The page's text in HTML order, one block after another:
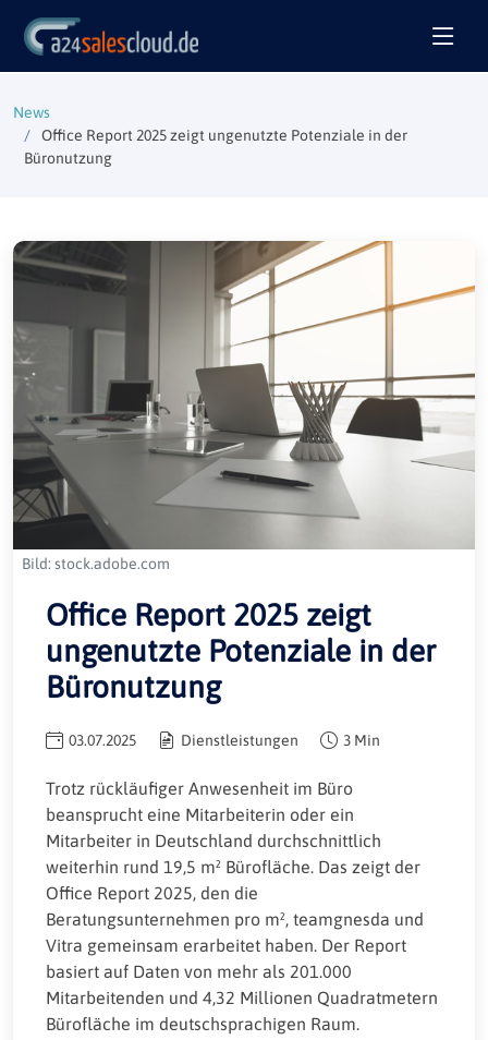
News
Office Report 2025 zeigt ungenutzte Potenziale in der
Büronutzung
Bild: stock.adobe.com
Office Report 2025 zeigt
ungenutzte Potenziale in der
Büronutzung
03.07.2025 Dienstleistungen 3 Min
Trotz rückläufiger Anwesenheit im Büro
beansprucht eine Mitarbeiterin oder ein
Mitarbeiter in Deutschland durchschnittlich
weiterhin rund 19,5 m² Bürofläche. Das zeigt der
Office Report 2025, den die
Beratungsunternehmen pro m², teamgnesda und
Vitra gemeinsam erarbeitet haben. Der Report
basiert auf Daten von mehr als 201.000
Mitarbeitenden und 4,32 Millionen Quadratmetern
Bürofläche im deutschsprachigen Raum.